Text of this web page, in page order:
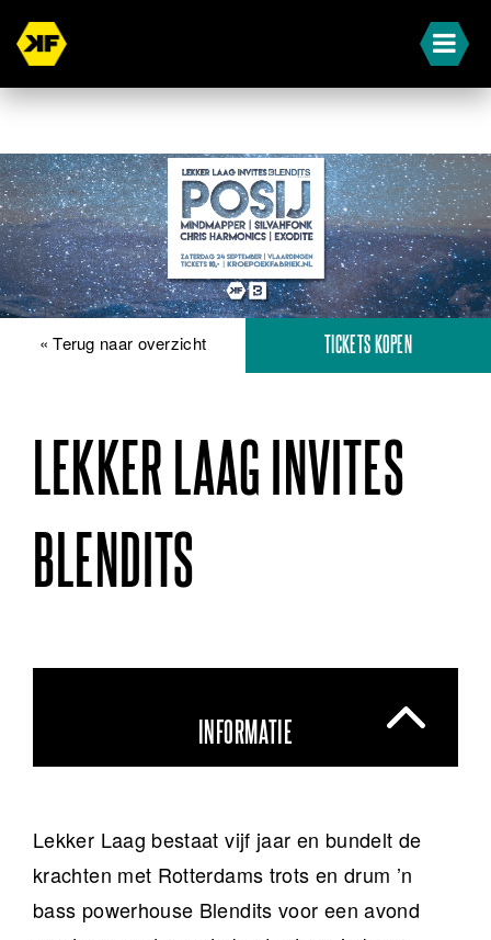
« Terug naar overzicht TICKETS KOPEN
LEKKER LAAG INVITES
BLENDITS
INFORMATIE
Lekker Laag bestaat vijf jaar en bundelt de
krachten met Rotterdams trots en drum ’n
bass powerhouse Blendits voor een avond